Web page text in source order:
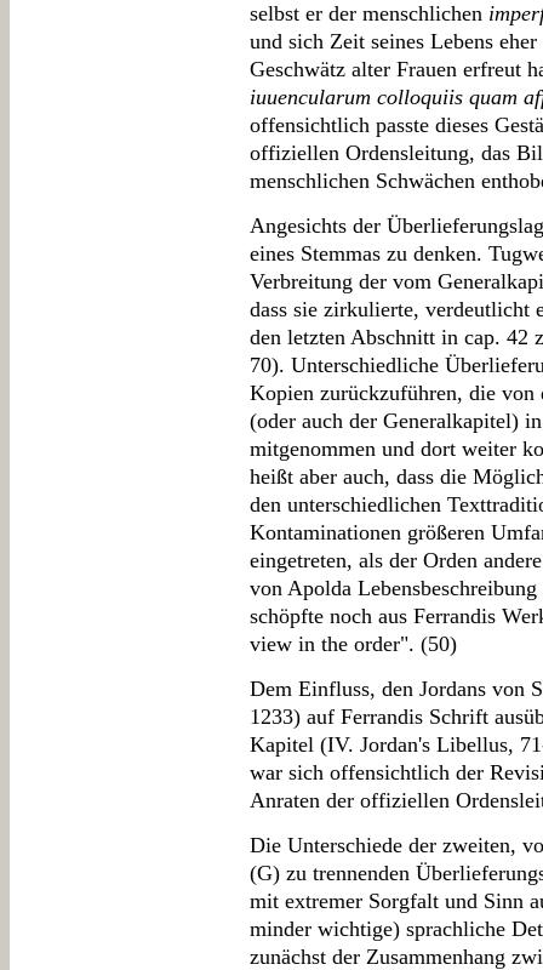
selbst er der menschlichen
und sich Zeit seines Lebens
Geschwätz alter Frauen erfreut
iuuencularum colloquiis quam
offensichtlich passte dieses
offiziellen Ordensleitung, das
menschlichen Schwächen
Angesichts der
eines Stemmas zu denken.
Verbreitung der vom
dass sie zirkulierte, verdeutlicht
den letzten Abschnitt in cap. 42
70). Unterschiedliche
Kopien zurückzuführen, die von
(oder auch der Generalkapitel)
mitgenommen und dort weiter
heißt aber auch, dass die
den unterschiedlichen
Kontaminationen größeren
eingetreten, als der Orden
von Apolda
schöpfte noch aus Ferrandis
view in the order". (50)
Dem Einfluss, den Jordans von
1233) auf Ferrandis Schrift
Kapitel (IV. Jordan's Libellus,
war sich offensichtlich der
Anraten der offiziellen
Die Unterschiede der zweiten,
(G) zu trennenden
mit extremer Sorgfalt und Sinn
minder wichtige) sprachliche
zunächst der Zusammenhang